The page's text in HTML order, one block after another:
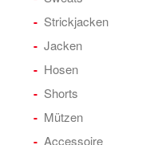
Strickjacken
Jacken
Hosen
Shorts
Mützen
Accessoire